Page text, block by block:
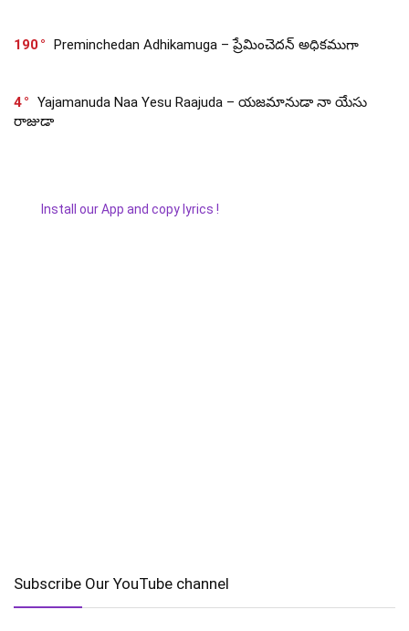
190 Preminchedan Adhikamuga – ప్రేమించెదన్ అధికముగా
4
Yajamanuda Naa Yesu Raajuda – యజమానుడా నా యేసు
రాజుడా
Install our App and copy lyrics !
Subscribe Our YouTube channel